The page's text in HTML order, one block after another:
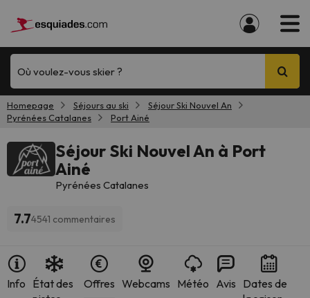
Où voulez-vous skier ?
Homepage Séjours au ski
Séjour Ski Nouvel An
Pyrénées Catalanes
Port Ainé
Séjour Ski Nouvel An à Port
Ainé
Pyrénées Catalanes
7.74541 commentaires
Info État des
Offres Webcams Météo Avis Dates de